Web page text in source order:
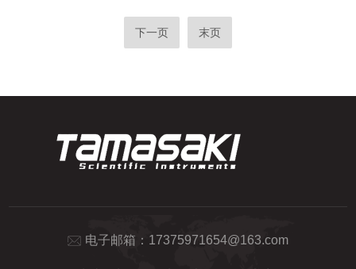
下一页 末页
电子邮箱： 17375971654@163.com